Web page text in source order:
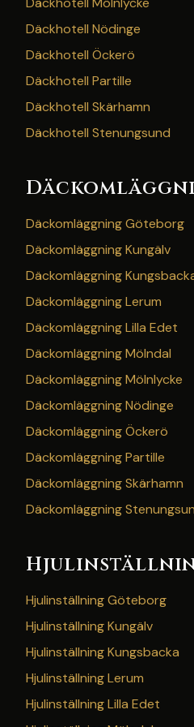
Däckhotell Nödinge
Däckhotell Öckerö
Däckhotell Partille
Däckhotell Skärhamn
Däckhotell Stenungsund
Däckomläggning Göteborg
Däckomläggning Kungälv
Däckomläggning
Däckomläggning Lerum
Däckomläggning Lilla Edet
Däckomläggning Mölndal
Däckomläggning Mölnlycke
Däckomläggning Nödinge
Däckomläggning Öckerö
Däckomläggning Partille
Däckomläggning Skärhamn
Däckomläggning
Hjulinställning Göteborg
Hjulinställning Kungälv
Hjulinställning Kungsbacka
Hjulinställning Lerum
Hjulinställning Lilla Edet